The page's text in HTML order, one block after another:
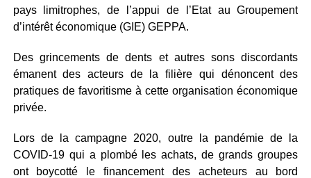
pays limitrophes, de l’appui de l’Etat au Groupement
d’intérêt économique (GIE) GEPPA.
Des grincements de dents et autres sons discordants
émanent des acteurs de la filière qui dénoncent des
pratiques de favoritisme à cette organisation économique
privée.
Lors de la campagne 2020, outre la pandémie de la
COVID-19 qui a plombé les achats, de grands groupes
ont boycotté le financement des acheteurs au bord